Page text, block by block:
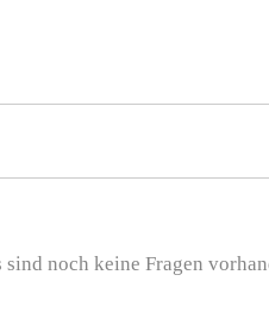
sind noch keine Fragen